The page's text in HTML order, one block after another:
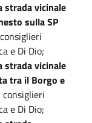
strada vicinale
sulla SP
e Di Dio;
strada vicinale
tra il Borgo e
e Di Dio;